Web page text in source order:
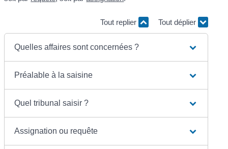
Tout replier Tout déplier
Quelles affaires sont concernées ?
Préalable à la saisine
Quel tribunal saisir ?
Assignation ou requête